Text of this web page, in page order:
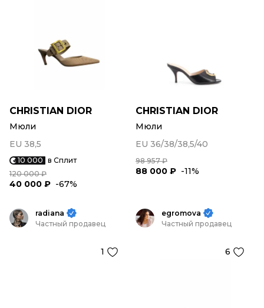
CHRISTIAN DIOR
Мюли
EU 38,5
10 000 в Сплит
120 000 ₽
40 000 ₽ -67%
CHRISTIAN DIOR
Мюли
EU 36/38/38,5/40
98 957 ₽
88 000 ₽ -11%
radiana
Частный продавец
1
egromova
Частный продавец
6